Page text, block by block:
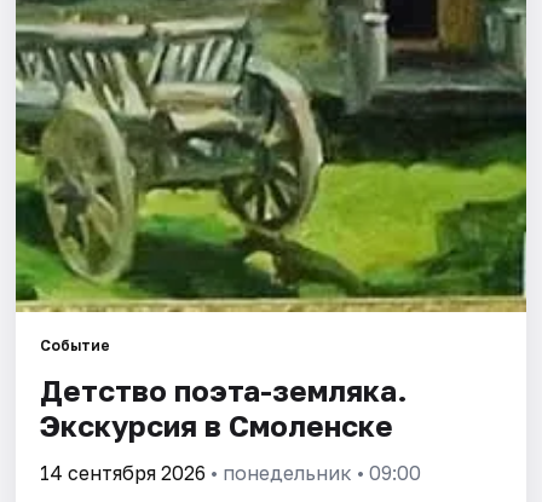
Рейтинги
Событие
Детство поэта-земляка.
Экскурсия в Смоленске
14 сентября 2026 • понедельник • 09:00